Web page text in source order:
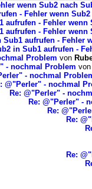
wenn Sub2 nach
- Fehler wenn
aufrufen - Fehler
aufrufen - Fehler
Sub1 aufrufen - Fehler
in Sub1 aufrufen -
Problem von
- nochmal Problem
- nochmal
@"Perler" - nochmal
Re: @"Perler" -
Re: @"Perler" -
Re:
Re:
Re: